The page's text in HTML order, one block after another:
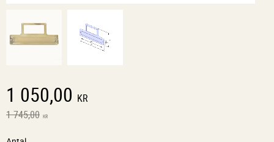
Nedsatt pris:
1 050,00 KR
Ordinarie pris:
1 745,00 KR